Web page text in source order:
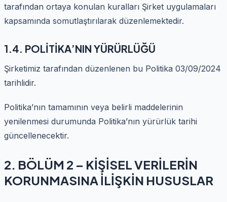
tarafından ortaya konulan kuralları Şirket uygulamaları
kapsamında somutlaştırılarak düzenlemektedir.
1.4. POLİTİKA’NIN YÜRÜRLÜĞÜ
Şirketimiz tarafından düzenlenen bu Politika 03/09/2024
tarihlidir.
Politika’nın tamamının veya belirli maddelerinin
yenilenmesi durumunda Politika’nın yürürlük tarihi
güncellenecektir.
2. BÖLÜM 2 – KİŞİSEL VERİLERİN
KORUNMASINA İLİŞKİN HUSUSLAR